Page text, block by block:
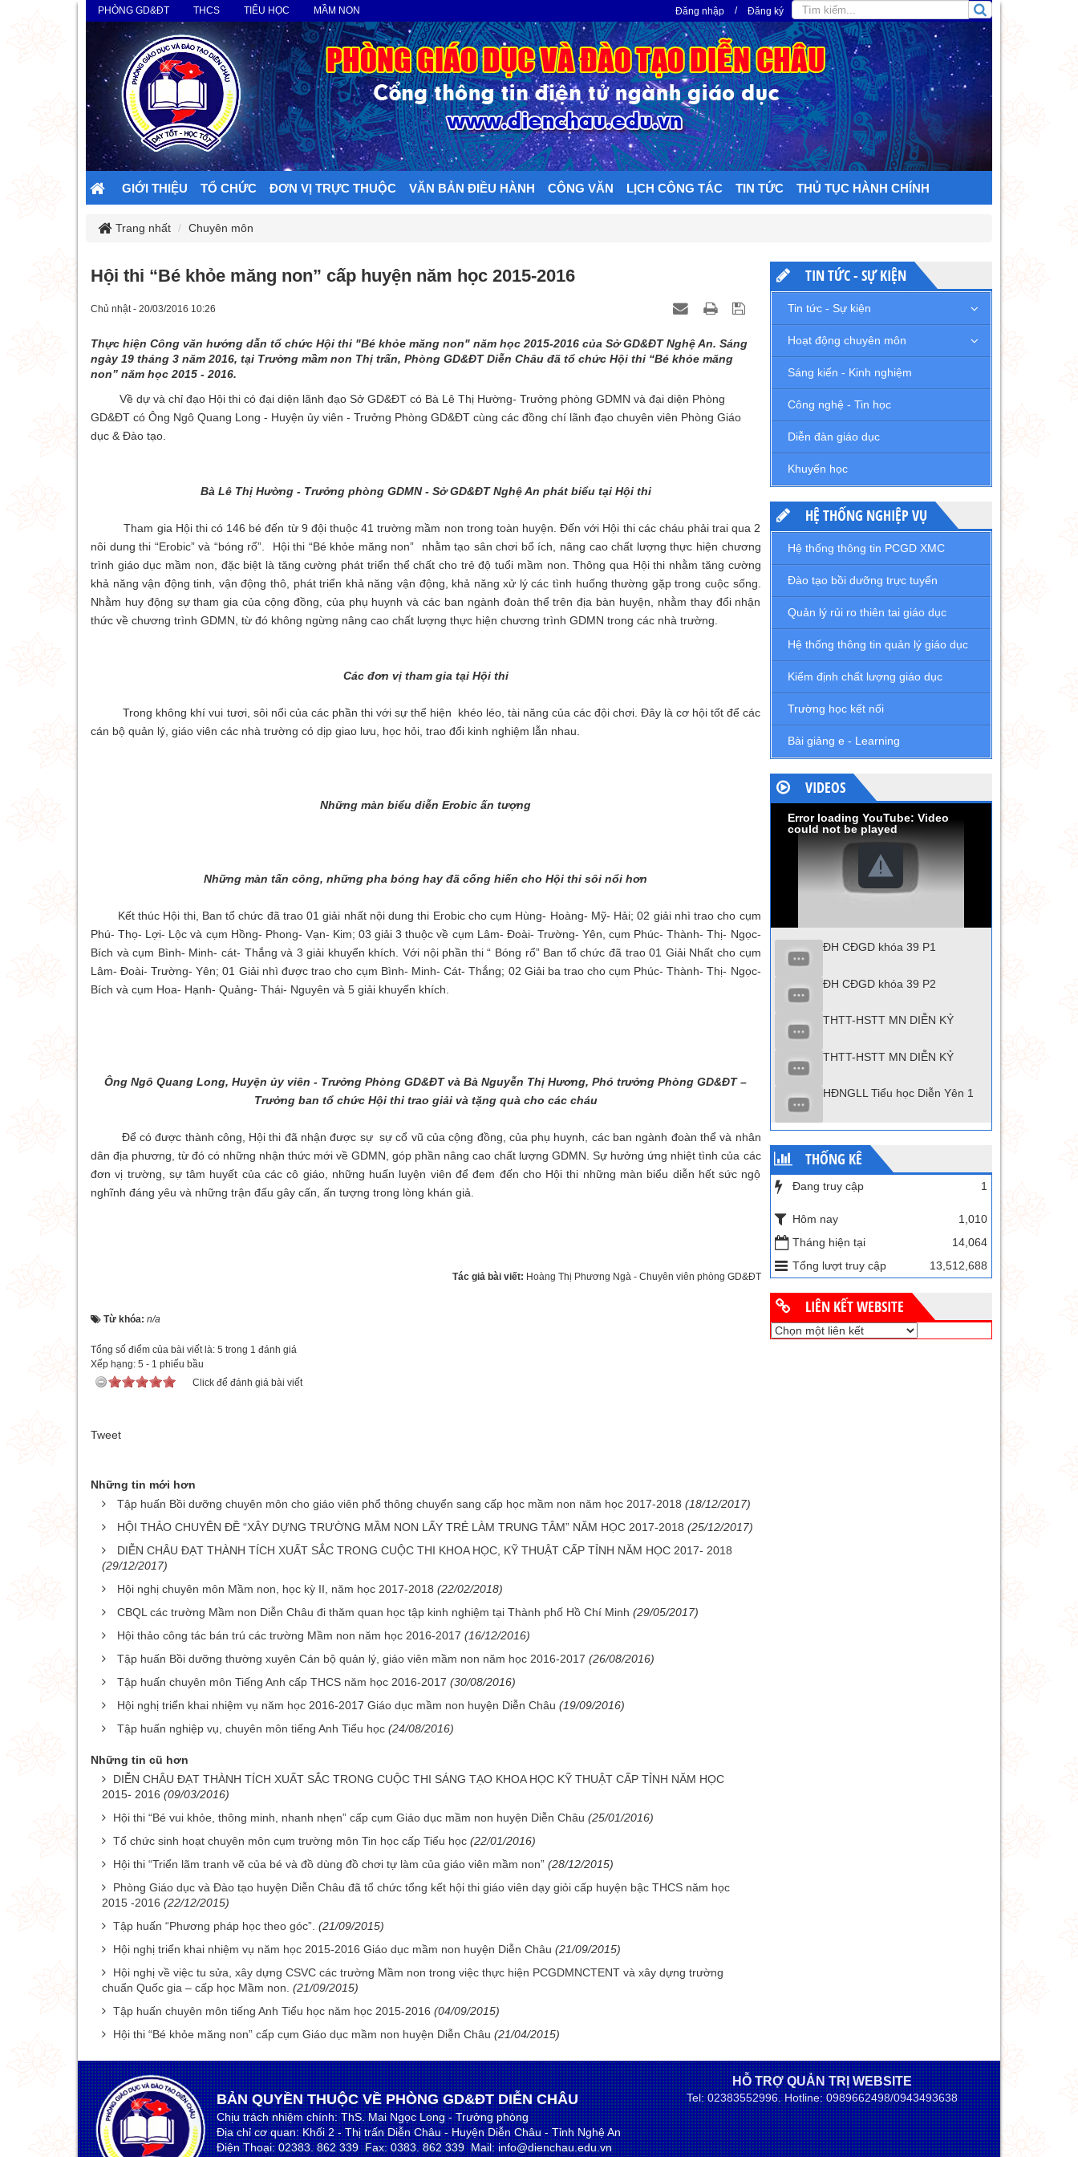
PHÒNG GD&ĐT THCS TIỂU HỌC MẦM NON Đăng nhập / Đăng ký
GIỚI THIỆU TỔ CHỨC ĐƠN VỊ TRỰC THUỘC VĂN BẢN ĐIỀU HÀNH CÔNG VĂN LỊCH CÔNG TÁC TIN TỨC THỦ TỤC HÀNH CHÍNH
Trang nhất Chuyên môn
Hội thi “Bé khỏe măng non” cấp huyện năm học 2015-2016
Chủ nhật - 20/03/2016 10:26
Thực hiện Công văn hướng dẫn tổ chức Hội thi "Bé khỏe măng non" năm học 2015-2016 của Sở GD&ĐT Nghệ An. Sáng
ngày 19 tháng 3 năm 2016, tại Trường mầm non Thị trấn, Phòng GD&ĐT Diễn Châu đã tổ chức Hội thi “Bé khỏe măng
non” năm học 2015 - 2016.
Về dự và chỉ đạo Hội thi có đại diện lãnh đạo Sở GD&ĐT có Bà Lê Thị Hường- Trưởng phòng GDMN và đại diện Phòng
GD&ĐT có Ông Ngô Quang Long - Huyện ủy viên - Trưởng Phòng GD&ĐT cùng các đồng chí lãnh đạo chuyên viên Phòng Giáo
dục & Đào tạo.
Bà Lê Thị Hường - Trưởng phòng GDMN - Sở GD&ĐT Nghệ An phát biểu tại Hội thi
Tham gia Hội thi có 146 bé đến từ 9 đội thuộc 41 trường mầm non trong toàn huyện. Đến với Hội thi các cháu phải trai qua 2
nôi dung thi “Erobic” và “bóng rổ”. Hội thi “Bé khỏe măng non” nhằm tạo sân chơi bổ ích, nâng cao chất lượng thực hiện chương
trình giáo dục mầm non, đặc biệt là tăng cường phát triển thể chất cho trẻ độ tuổi mầm non. Thông qua Hội thi nhằm tăng cường
khả năng vận động tinh, vận động thô, phát triển khả năng vận động, khả năng xử lý các tình huống thường gặp trong cuộc sống.
Nhằm huy động sự tham gia của cộng đồng, của phụ huynh và các ban ngành đoàn thể trên địa bàn huyện, nhằm thay đổi nhận
thức về chương trình GDMN, từ đó không ngừng nâng cao chất lượng thực hiện chương trình GDMN trong các nhà trường.
Các đơn vị tham gia tại Hội thi
Trong không khí vui tươi, sôi nổi của các phần thi với sự thể hiện khéo léo, tài năng của các đội chơi. Đây là cơ hội tốt để các
cán bộ quản lý, giáo viên các nhà trường có dịp giao lưu, học hỏi, trao đổi kinh nghiệm lẫn nhau.
Những màn biểu diễn Erobic ấn tượng
Những màn tấn công, những pha bóng hay đã cống hiến cho Hội thi sôi nổi hơn
Kết thúc Hội thi, Ban tổ chức đã trao 01 giải nhất nội dung thi Erobic cho cụm Hùng- Hoàng- Mỹ- Hải; 02 giải nhì trao cho cụm
Phú- Thọ- Lợi- Lộc và cụm Hồng- Phong- Vạn- Kim; 03 giải 3 thuộc về cụm Lâm- Đoài- Trường- Yên, cụm Phúc- Thành- Thị- Ngọc-
Bích và cụm Bình- Minh- cát- Thắng và 3 giải khuyển khích. Với nội phần thi “ Bóng rổ” Ban tổ chức đã trao 01 Giải Nhất cho cụm
Lâm- Đoài- Trường- Yên; 01 Giải nhì được trao cho cụm Bình- Minh- Cát- Thắng; 02 Giải ba trao cho cụm Phúc- Thành- Thị- Ngọc-
Bích và cụm Hoa- Hạnh- Quảng- Thái- Nguyên và 5 giải khuyến khích.
Ông Ngô Quang Long, Huyện ủy viên - Trưởng Phòng GD&ĐT và Bà Nguyễn Thị Hương, Phó trưởng Phòng GD&ĐT –
Trưởng ban tổ chức Hội thi trao giải và tặng quà cho các cháu
Để có được thành công, Hội thi đã nhận được sự sự cổ vũ của cộng đồng, của phụ huynh, các ban ngành đoàn thể và nhân
dân địa phương, từ đó có những nhận thức mới về GDMN, góp phần nâng cao chất lượng GDMN. Sự hưởng ứng nhiệt tình của các
đơn vị trường, sự tâm huyết của các cô giáo, những huấn luyện viên để đem đến cho Hội thi những màn biểu diễn hết sức ngộ
nghĩnh đáng yêu và những trận đấu gây cấn, ấn tượng trong lòng khán giả.
Tác giả bài viết: Hoàng Thị Phương Ngà - Chuyên viên phòng GD&ĐT
Từ khóa: n/a
Tổng số điểm của bài viết là: 5 trong 1 đánh giá
Xếp hạng: 5 - 1 phiếu bầu
Click để đánh giá bài viết
Tweet
Những tin mới hơn
Tập huấn Bồi dưỡng chuyên môn cho giáo viên phổ thông chuyển sang cấp học mầm non năm học 2017-2018 (18/12/2017)
HỘI THẢO CHUYÊN ĐỀ “XÂY DỰNG TRƯỜNG MẦM NON LẤY TRẺ LÀM TRUNG TÂM” NĂM HỌC 2017-2018 (25/12/2017)
DIỄN CHÂU ĐẠT THÀNH TÍCH XUẤT SẮC TRONG CUỘC THI KHOA HỌC, KỸ THUẬT CẤP TỈNH NĂM HỌC 2017- 2018
(29/12/2017)
Hội nghị chuyên môn Mầm non, học kỳ II, năm học 2017-2018 (22/02/2018)
CBQL các trường Mầm non Diễn Châu đi thăm quan học tập kinh nghiệm tại Thành phố Hồ Chí Minh (29/05/2017)
Hội thảo công tác bán trú các trường Mầm non năm học 2016-2017 (16/12/2016)
Tập huấn Bồi dưỡng thường xuyên Cán bộ quản lý, giáo viên mầm non năm học 2016-2017 (26/08/2016)
Tập huấn chuyên môn Tiếng Anh cấp THCS năm học 2016-2017 (30/08/2016)
Hội nghị triển khai nhiệm vụ năm học 2016-2017 Giáo dục mầm non huyện Diễn Châu (19/09/2016)
Tập huấn nghiệp vụ, chuyên môn tiếng Anh Tiểu học (24/08/2016)
Những tin cũ hơn
DIỄN CHÂU ĐẠT THÀNH TÍCH XUẤT SẮC TRONG CUỘC THI SÁNG TẠO KHOA HỌC KỸ THUẬT CẤP TỈNH NĂM HỌC
2015- 2016 (09/03/2016)
Hội thi “Bé vui khỏe, thông minh, nhanh nhẹn” cấp cụm Giáo dục mầm non huyện Diễn Châu (25/01/2016)
Tổ chức sinh hoạt chuyên môn cụm trường môn Tin học cấp Tiểu học (22/01/2016)
Hội thi “Triển lãm tranh vẽ của bé và đồ dùng đồ chơi tự làm của giáo viên mầm non” (28/12/2015)
Phòng Giáo dục và Đào tạo huyện Diễn Châu đã tổ chức tổng kết hội thi giáo viên dạy giỏi cấp huyện bậc THCS năm học
2015 -2016 (22/12/2015)
Tập huấn “Phương pháp học theo góc”. (21/09/2015)
Hội nghị triển khai nhiệm vụ năm học 2015-2016 Giáo dục mầm non huyện Diễn Châu (21/09/2015)
Hội nghị về việc tu sửa, xây dựng CSVC các trường Mầm non trong việc thực hiện PCGDMNCTENT và xây dựng trường
chuẩn Quốc gia – cấp học Mầm non. (21/09/2015)
Tập huấn chuyên môn tiếng Anh Tiểu học năm học 2015-2016 (04/09/2015)
Hội thi “Bé khỏe măng non” cấp cụm Giáo dục mầm non huyện Diễn Châu (21/04/2015)
TIN TỨC - SỰ KIỆN
Tin tức - Sự kiện
Hoạt động chuyên môn
Sáng kiến - Kinh nghiệm
Công nghệ - Tin học
Diễn đàn giáo dục
Khuyến học
HỆ THỐNG NGHIỆP VỤ
Hệ thống thông tin PCGD XMC
Đào tạo bồi dưỡng trực tuyến
Quản lý rủi ro thiên tai giáo dục
Hệ thống thông tin quản lý giáo dục
Kiểm định chất lượng giáo dục
Trường học kết nối
Bài giảng e - Learning
VIDEOS
Error loading YouTube: Video
could not be played
ĐH CĐGD khóa 39 P1
ĐH CĐGD khóa 39 P2
THTT-HSTT MN DIỄN KỶ
THTT-HSTT MN DIỄN KỶ
HĐNGLL Tiểu học Diễn Yên 1
THỐNG KÊ
Đang truy cập 1
Hôm nay
1,010
Tháng hiện tại
14,064
Tổng lượt truy cập
13,512,688
LIÊN KẾT WEBSITE
BẢN QUYỀN THUỘC VỀ PHÒNG GD&ĐT DIỄN CHÂU
Chịu trách nhiệm chính: ThS. Mai Ngọc Long - Trưởng phòng
Địa chỉ cơ quan: Khối 2 - Thị trấn Diễn Châu - Huyện Diễn Châu - Tỉnh Nghệ An
Điện Thoại: 02383. 862 339 Fax: 0383. 862 339 Mail: info@dienchau.edu.vn
HỖ TRỢ QUẢN TRỊ WEBSITE
Tel: 02383552996. Hotline: 0989662498/0943493638